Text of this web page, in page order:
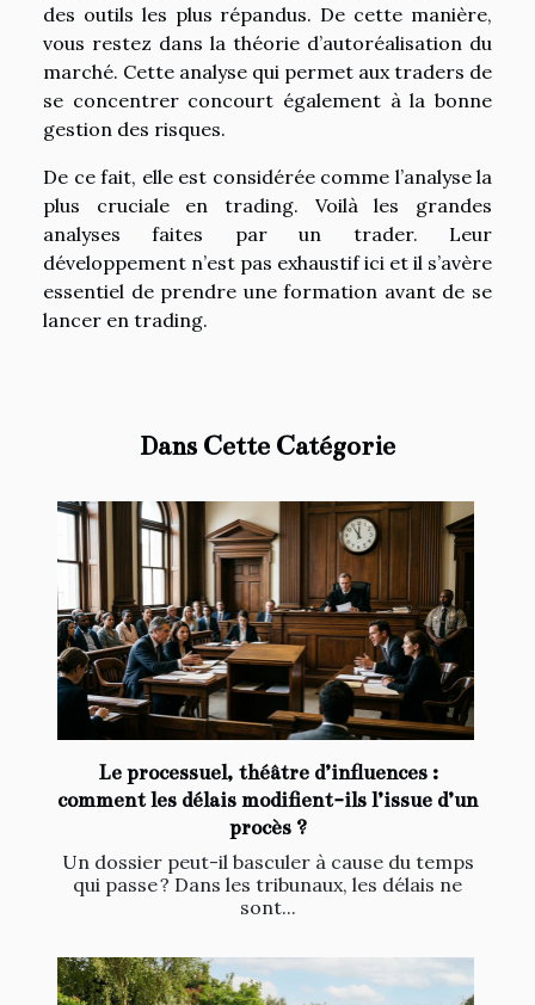
des outils les plus répandus. De cette manière,
vous restez dans la théorie d’autoréalisation du
marché. Cette analyse qui permet aux traders de
se concentrer concourt également à la bonne
gestion des risques.
De ce fait, elle est considérée comme l’analyse la
plus cruciale en trading. Voilà les grandes
analyses faites par un trader. Leur
développement n’est pas exhaustif ici et il s’avère
essentiel de prendre une formation avant de se
lancer en trading.
Dans Cette Catégorie
Le processuel, théâtre d’influences :
comment les délais modifient-ils l’issue d’un
procès ?
Un dossier peut-il basculer à cause du temps
qui passe ? Dans les tribunaux, les délais ne
sont...